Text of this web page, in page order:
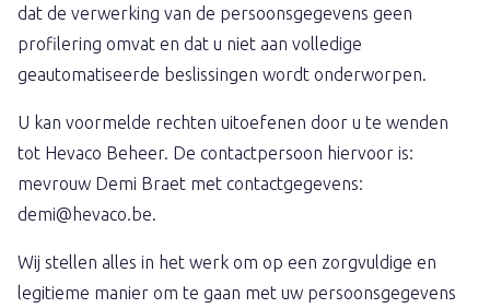
dat de verwerking van de persoonsgegevens geen
profilering omvat en dat u niet aan volledige
geautomatiseerde beslissingen wordt onderworpen.
U kan voormelde rechten uitoefenen door u te wenden
tot Hevaco Beheer. De contactpersoon hiervoor is:
mevrouw Demi Braet met contactgegevens:
demi@hevaco.be.
Wij stellen alles in het werk om op een zorgvuldige en
legitieme manier om te gaan met uw persoonsgegevens